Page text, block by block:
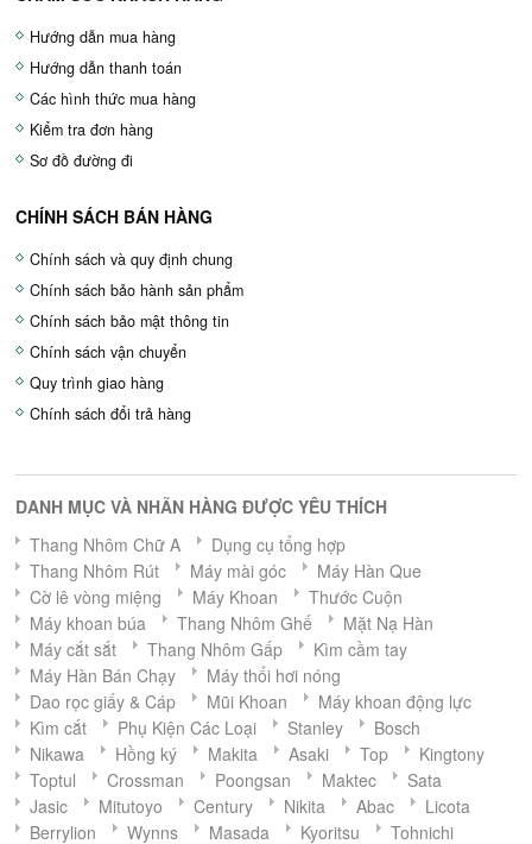
Hướng dẫn mua hàng
Hướng dẫn thanh toán
Các hình thức mua hàng
Kiểm tra đơn hàng
Sơ đồ đường đi
CHÍNH SÁCH BÁN HÀNG
Chính sách và quy định chung
Chính sách bảo hành sản phẩm
Chính sách bảo mật thông tin
Chính sách vận chuyển
Quy trình giao hàng
Chính sách đổi trả hàng
DANH MỤC VÀ NHÃN HÀNG ĐƯỢC YÊU THÍCH
Thang Nhôm Chữ A
Dụng cụ tổng hợp
Thang Nhôm Rút
Máy mài góc
Máy Hàn Que
Cờ lê vòng miệng
Máy Khoan
Thước Cuộn
Máy khoan búa
Thang Nhôm Ghế
Mặt Nạ Hàn
Máy cắt sắt
Thang Nhôm Gấp
Kìm cầm tay
Máy Hàn Bán Chạy
Máy thổi hơi nóng
Dao rọc giấy & Cáp
Mũi Khoan
Máy khoan động lực
Kìm cắt
Phụ Kiện Các Loại Stanley
Bosch
Nikawa
Hồng ký Makita Asaki Top
Kingtony
Toptul
Crossman Poongsan Maktec
Sata
Jasic
Mitutoyo Century Nikita Abac
Licota
Berrylion
Wynns Masada Kyoritsu Tohnichi